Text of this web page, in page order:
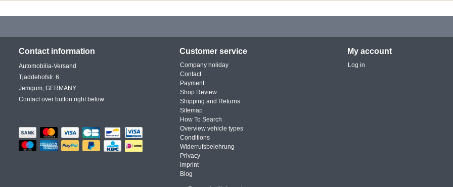
Contact information
Automobilia-Versand
Tjaddehofstr. 6
Jemgum, GERMANY
Contact over button right below
Customer service
Company holiday
Contact
Payment
Shop Review
Shipping and Returns
Sitemap
How To Search
Overview vehicle types
Conditions
Widerrufsbelehrung
Privacy
imprint
Blog
My account
Log in